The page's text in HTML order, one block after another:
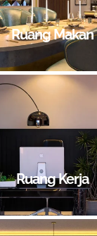
Ruang Makan
Ruang Kerja